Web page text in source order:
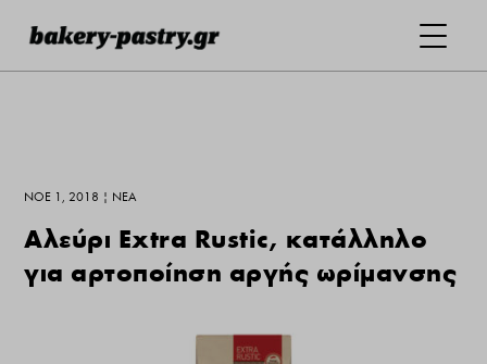
ΝΟΈ 1, 2018 | ΝΕΑ
Αλεύρι Extra Rustic, κατάλληλο
για αρτοποίηση αργής ωρίμανσης